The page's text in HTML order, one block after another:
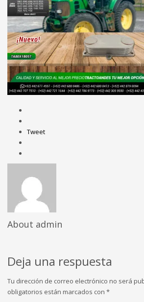
Tweet
About admin
Deja una respuesta
Tu dirección de correo electrónico no será
obligatorios están marcados con *